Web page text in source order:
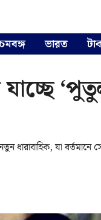
ভারত
যা বর্তমানে